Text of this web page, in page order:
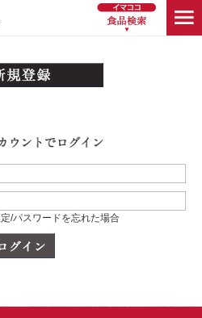
/パスワードを忘れた場合